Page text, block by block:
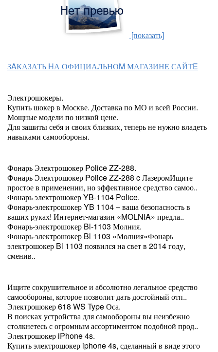
[показать]
ЗAКАЗАТЬ HА ОФИЦИАЛЬНОM МАГАЗИНЕ САЙТE
Электрошокеры.
Купить шокер в Москве. Доставка по МО и всей России.
Мощные модели по низкой цене.
Для зашиты себя и своих близких, теперь не нужно владеть
навыками самообороны.
Фонарь Электрошокер Police ZZ-288.
Фонарь Электрошокер Police ZZ-288 c ЛазеромИщите
простое в применении, но эффективное средство самоо..
Фонарь электрошокер YB-1104 Police.
Фонарь-электрошокер YB 1104 – ваша безопасность в
ваших руках! Интернет-магазин «MOLNIA» предла..
Фонарь-электрошокер Bl-1103 Молния.
Фонарь-электрошокер Bl 1103 «Молния»Фонарь
электрошокер Bl 1103 появился на свет в 2014 году,
сменив..
Ищите сокрушительное и абсолютно легальное средство
самообороны, которое позволит дать достойный отп..
Электрошокер 618 WS Type Оса.
В поисках устройства для самообороны вы неизбежно
столкнетесь с огромным ассортиментом подобной прод..
Электрошокер iPhone 4s.
Купить электрошокер iphone 4s, сделанный в виде этого